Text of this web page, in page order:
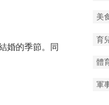
婚的季節。同
美
育
體
軍